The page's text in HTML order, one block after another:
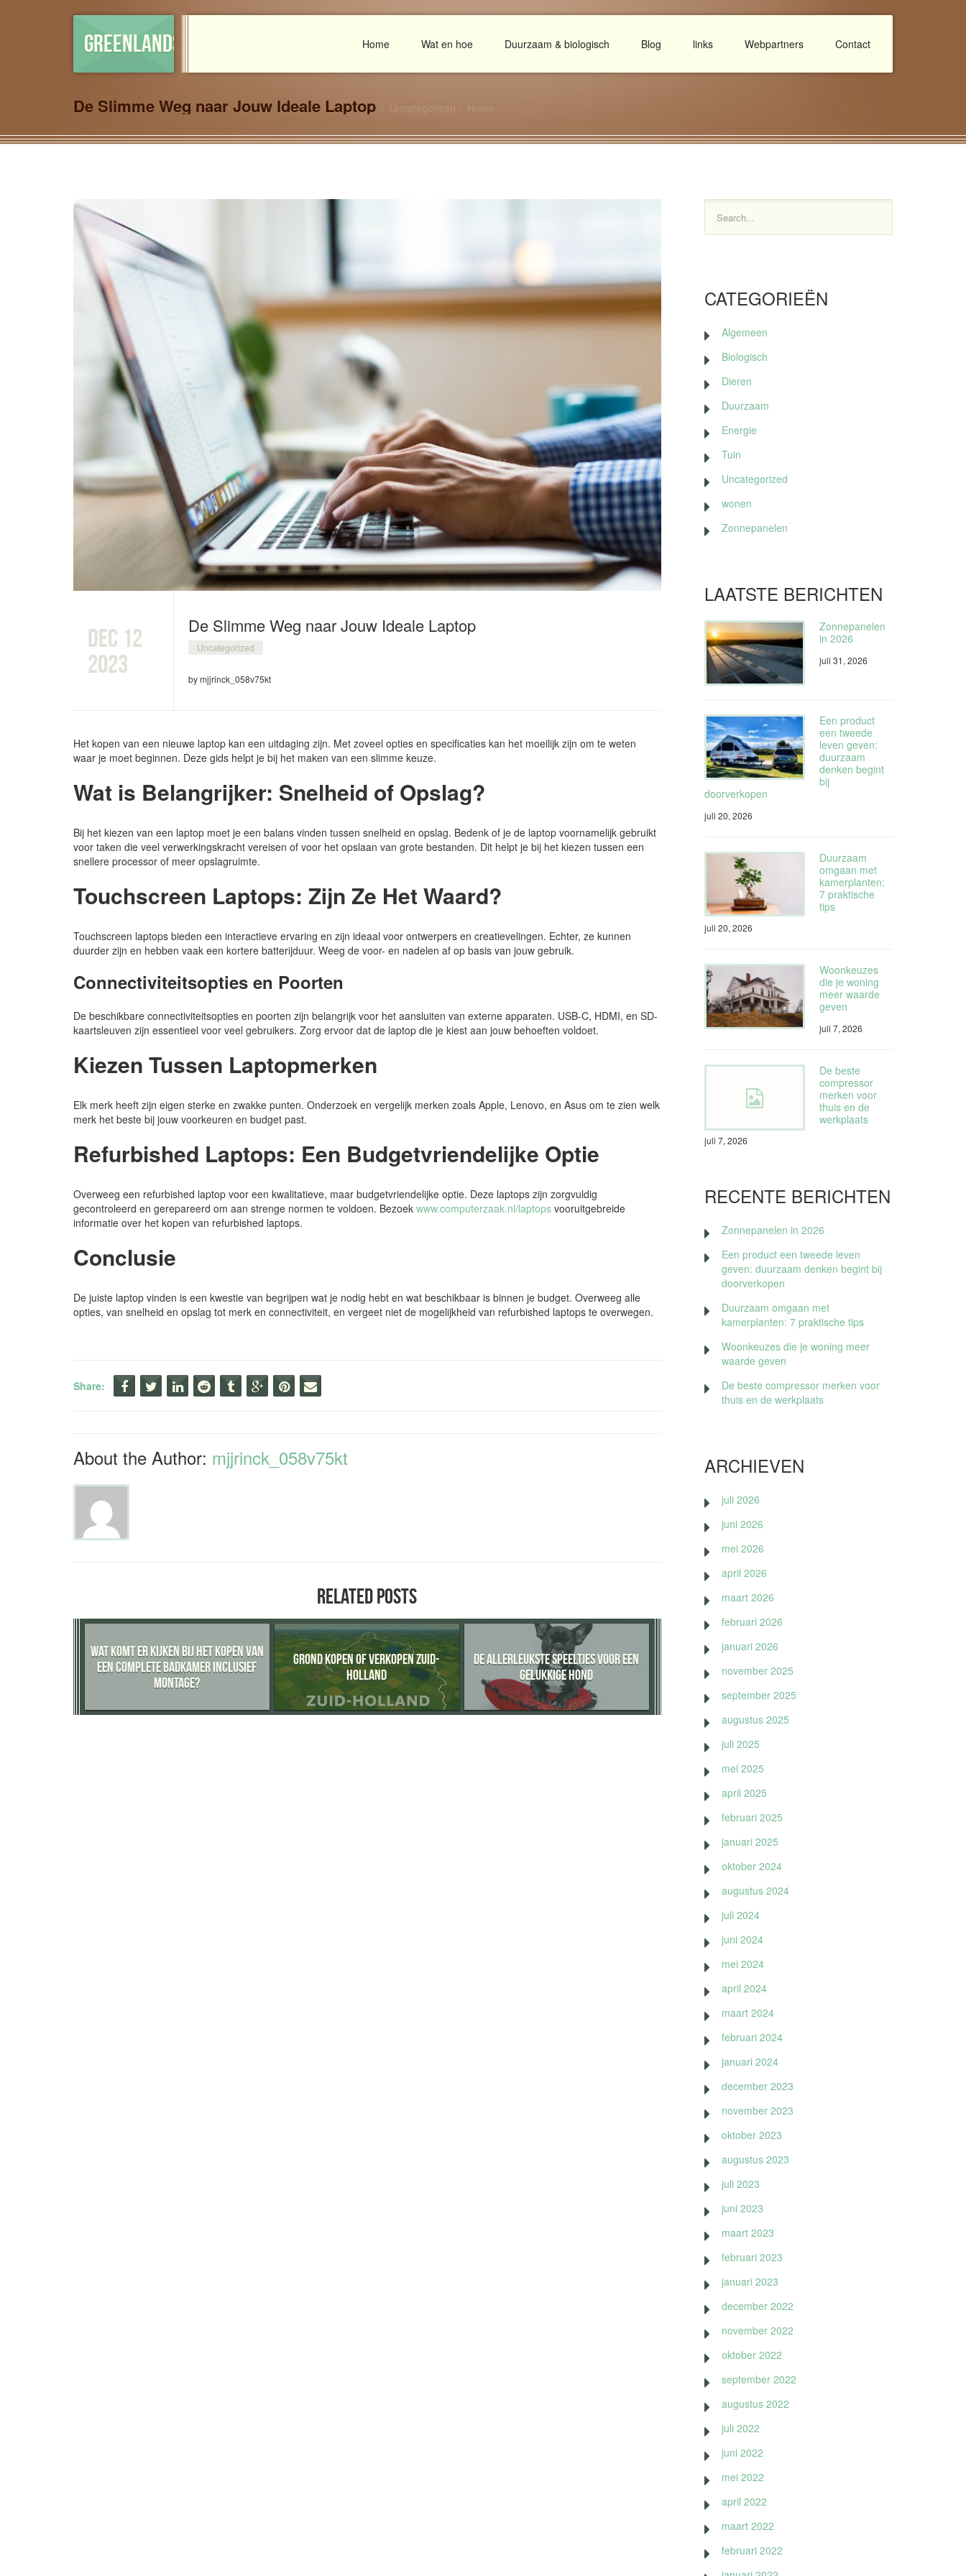
GREENLANDSHOP Home Wat en hoe Duurzaam & biologisch Blog links Webpartners Contact
De Slimme Weg naar Jouw Ideale Laptop Home
Uncategorized
dec 12
2023
De Slimme Weg naar Jouw Ideale Laptop
Uncategorized
by mjjrinck_058v75kt
Het kopen van een nieuwe laptop kan een uitdaging zijn. Met zoveel opties en specificaties kan het moeilijk zijn om te weten
waar je moet beginnen. Deze gids helpt je bij het maken van een slimme keuze.
Wat is Belangrijker: Snelheid of Opslag?
Bij het kiezen van een laptop moet je een balans vinden tussen snelheid en opslag. Bedenk of je de laptop voornamelijk gebruikt
voor taken die veel verwerkingskracht vereisen of voor het opslaan van grote bestanden. Dit helpt je bij het kiezen tussen een
snellere processor of meer opslagruimte.
Touchscreen Laptops: Zijn Ze Het Waard?
Touchscreen laptops bieden een interactieve ervaring en zijn ideaal voor ontwerpers en creatievelingen. Echter, ze kunnen
duurder zijn en hebben vaak een kortere batterijduur. Weeg de voor- en nadelen af op basis van jouw gebruik.
Connectiviteitsopties en Poorten
De beschikbare connectiviteitsopties en poorten zijn belangrijk voor het aansluiten van externe apparaten. USB-C, HDMI, en SD-
kaartsleuven zijn essentieel voor veel gebruikers. Zorg ervoor dat de laptop die je kiest aan jouw behoeften voldoet.
Kiezen Tussen Laptopmerken
Elk merk heeft zijn eigen sterke en zwakke punten. Onderzoek en vergelijk merken zoals Apple, Lenovo, en Asus om te zien welk
merk het beste bij jouw voorkeuren en budget past.
Refurbished Laptops: Een Budgetvriendelijke Optie
Overweeg een refurbished laptop voor een kwalitatieve, maar budgetvriendelijke optie. Deze laptops zijn zorgvuldig
gecontroleerd en gerepareerd om aan strenge normen te voldoen. Bezoek www.computerzaak.nl/laptops vooruitgebreide
informatie over het kopen van refurbished laptops.
Conclusie
De juiste laptop vinden is een kwestie van begrijpen wat je nodig hebt en wat beschikbaar is binnen je budget. Overweeg alle
opties, van snelheid en opslag tot merk en connectiviteit, en vergeet niet de mogelijkheid van refurbished laptops te overwegen.
Share:
About the Author: mjjrinck_058v75kt
RELATED POSTS
WAT KOMT ER KIJKEN BIJ HET KOPEN VAN
EEN COMPLETE BADKAMER INCLUSIEF
MONTAGE?
GROND KOPEN OF VERKOPEN ZUID-
HOLLAND
DE ALLERLEUKSTE SPEELTJES VOOR EEN
GELUKKIGE HOND
CATEGORIEËN
Algemeen
Biologisch
Dieren
Duurzaam
Energie
Tuin
Uncategorized
wonen
Zonnepanelen
LAATSTE BERICHTEN
Zonnepanelen
in 2026
juli 31, 2026
Een product
een tweede
leven geven:
duurzaam
denken begint
bij
doorverkopen
juli 20, 2026
Duurzaam
omgaan met
kamerplanten:
7 praktische
tips
juli 20, 2026
Woonkeuzes
die je woning
meer waarde
geven
juli 7, 2026
De beste
compressor
merken voor
thuis en de
werkplaats
juli 7, 2026
RECENTE BERICHTEN
Zonnepanelen in 2026
Een product een tweede leven
geven: duurzaam denken begint bij
doorverkopen
Duurzaam omgaan met
kamerplanten: 7 praktische tips
Woonkeuzes die je woning meer
waarde geven
De beste compressor merken voor
thuis en de werkplaats
ARCHIEVEN
juli 2026
juni 2026
mei 2026
april 2026
maart 2026
februari 2026
januari 2026
november 2025
september 2025
augustus 2025
juli 2025
mei 2025
april 2025
februari 2025
januari 2025
oktober 2024
augustus 2024
juli 2024
juni 2024
mei 2024
april 2024
maart 2024
februari 2024
januari 2024
december 2023
november 2023
oktober 2023
augustus 2023
juli 2023
juni 2023
maart 2023
februari 2023
januari 2023
december 2022
november 2022
oktober 2022
september 2022
augustus 2022
juli 2022
juni 2022
mei 2022
april 2022
maart 2022
februari 2022